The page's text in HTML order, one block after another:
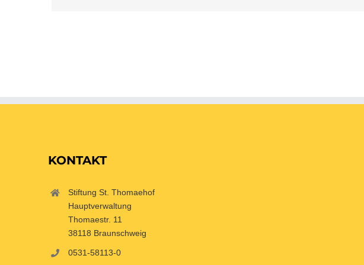
KONTAKT
Stiftung St. Thomaehof
Hauptverwaltung
Thomaestr. 11
38118 Braunschweig
0531-58113-0